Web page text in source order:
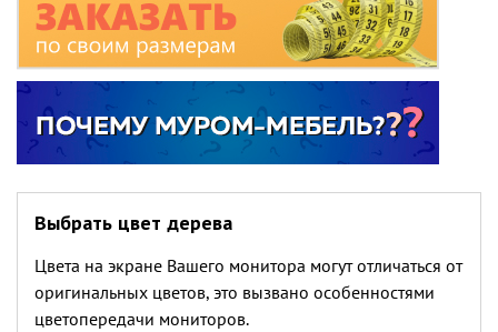
Выбрать цвет дерева
Цвета на экране Вашего монитора могут отличаться от
оригинальных цветов, это вызвано особенностями
цветопередачи мониторов.